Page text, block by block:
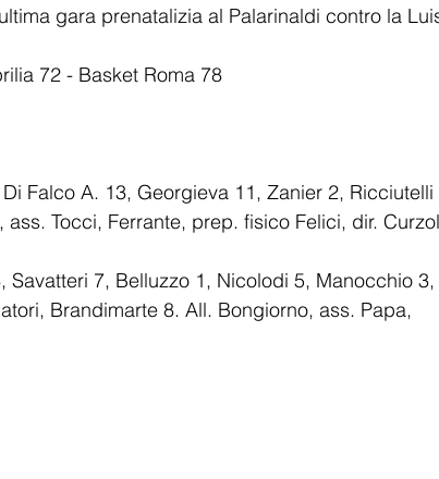
gara prenatalizia al Palarinaldi contro la
72 - Basket Roma 78
Falco A. 13, Georgieva 11, Zanier 2, Ricciutelli
Tocci, Ferrante, prep. fisico Felici, dir.
Savatteri 7, Belluzzo 1, Nicolodi 5, Manocchio 3,
Brandimarte 8. All. Bongiorno, ass. Papa,